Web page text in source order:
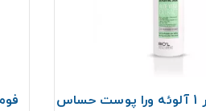
فوم اصلاح 2 در 1 آلوئه ورا پوست حساس